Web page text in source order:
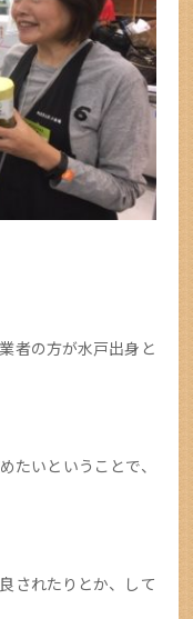
者の方が水戸出身と
たいということで、
されたりとか、して